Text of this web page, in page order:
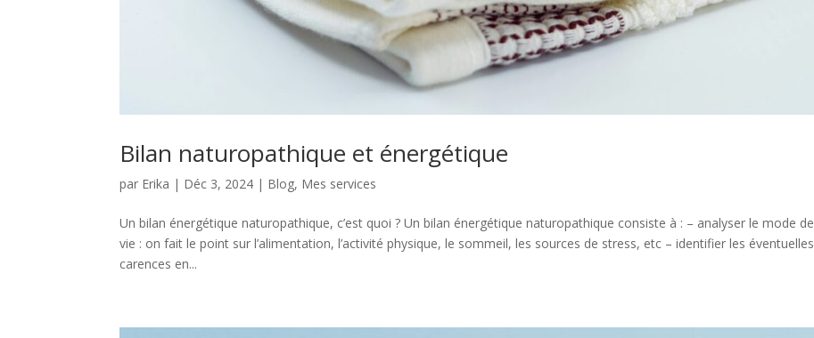
Bilan naturopathique et énergétique
par Erika | Déc 3, 2024 | Blog, Mes services
Un bilan énergétique naturopathique, c’est quoi ? Un bilan énergétique naturopathique consiste à : – analyser le mode de
vie : on fait le point sur l’alimentation, l’activité physique, le sommeil, les sources de stress, etc – identifier les éventuelles
carences en...